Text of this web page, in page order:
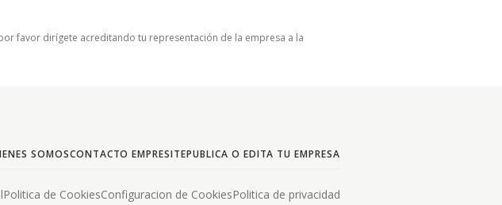
favor dirígete acreditando tu representación de la empresa a la
SOMOSCONTACTO EMPRESITEPUBLICA O EDITA TU EMPRESA
Politica de CookiesConfiguracion de CookiesPolitica de privacidad